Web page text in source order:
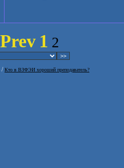
1 2
/Кто в ВЗФЭИ хороший преподаватель?